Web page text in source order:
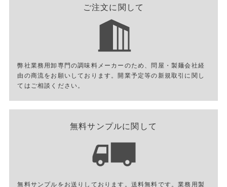
ご注文に関して
弊社業務用卸専門の調味料メーカーのため、問屋・製麺会社経
由の商流をお願いしております。開業予定等の新規取引に関し
てはご相談ください。
無料サンプルに関して
無料サンプルをお送りしております。送料無料です。業務用製